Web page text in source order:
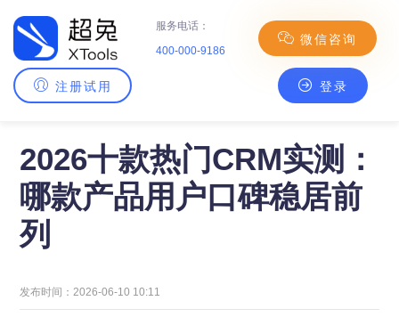
服务电话：
400-000-9186
微信咨询
注册试用 登录
主页>CRM百科> 2026十款热门CRM实测：哪款产品用户口碑稳居前列
2026十款热门CRM实测：
哪款产品用户口碑稳居前
列
发布时间：2026-06-10 10:11